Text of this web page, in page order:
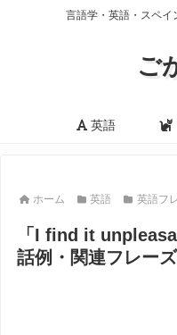
言語学・英語・スペイ
ご
英語
ホーム 英語 英語フ
「I find it
話例・関連フレー